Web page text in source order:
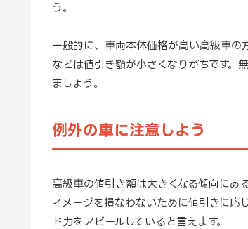
う。
一般的に、車両本体価格が高い高級車の
などは値引き額が小さくなりがちです。
ましょう。
例外の車に注意しよう
高級車の値引き額は大きくなる傾向にあ
イメージを損なわないために値引きに応
ド力をアピールしていると言えます。